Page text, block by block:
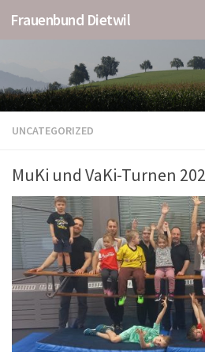
Frauenbund Dietwil
UNCATEGORIZED
MuKi und VaKi-Turnen